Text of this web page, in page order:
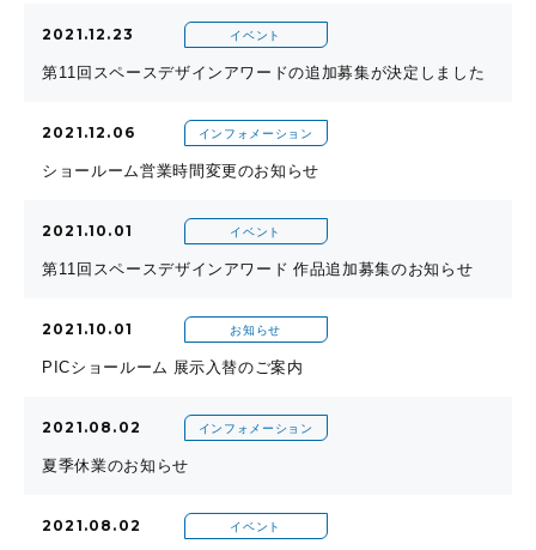
2021.12.23 イベント
第11回スペースデザインアワードの追加募集が決定しました
2021.12.06 インフォメーション
ショールーム営業時間変更のお知らせ
2021.10.01 イベント
第11回スペースデザインアワード 作品追加募集のお知らせ
2021.10.01 お知らせ
PICショールーム 展示入替のご案内
2021.08.02 インフォメーション
夏季休業のお知らせ
2021.08.02 イベント